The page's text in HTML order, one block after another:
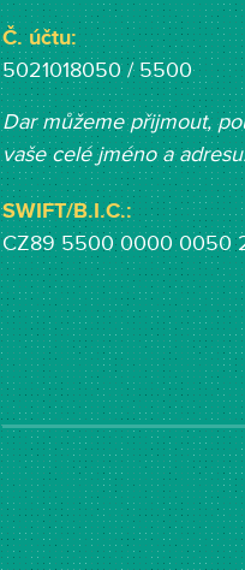
Č. účtu:
5021018050 / 5500
Dar můžeme přijmout,
vaše celé jméno a
SWIFT/B.I.C.:
CZ89 5500 0000 0050